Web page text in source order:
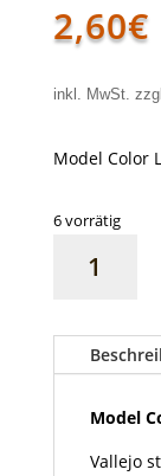
2,60€
inkl. MwSt.
Model Color
6 vorrätig
Color
18ml
Model
Vallejo